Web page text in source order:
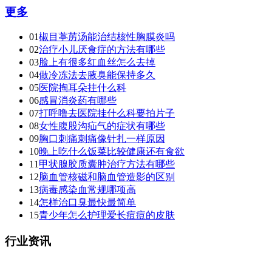
更多
01椒目葶苈汤能治结核性胸膜炎吗
02治疗小儿厌食症的方法有哪些
03脸上有很多红血丝怎么去掉
04做冷冻法去腋臭能保持多久
05医院掏耳朵挂什么科
06感冒消炎药有哪些
07打呼噜去医院挂什么科要拍片子
08女性腹股沟疝气的症状有哪些
09胸口刺痛刺痛像针扎一样原因
10晚上吃什么饭菜比较健康还有食欲
11 甲状腺胶质囊肿治疗方法有哪些
12脑血管核磁和脑血管造影的区别
13病毒感染血常规哪项高
14怎样治口臭最快最简单
15青少年怎么护理爱长痘痘的皮肤
行业资讯